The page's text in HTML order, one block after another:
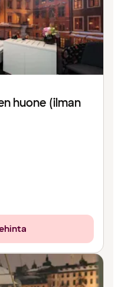
huone (ilman